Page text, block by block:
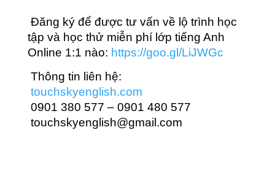
Đăng ký để được tư vấn về lộ trình học
tập và học thử miễn phí lớp tiếng Anh
Online 1:1 nào: https://goo.gl/LiJWGc
Thông tin liên hệ:
touchskyenglish.com
0901 380 577 – 0901 480 577
touchskyenglish@gmail.com